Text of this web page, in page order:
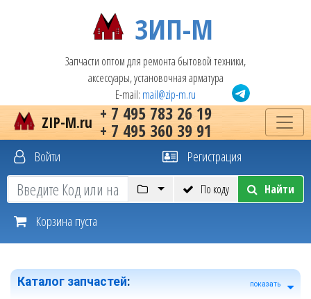
ЗИП-М
Запчасти оптом для ремонта бытовой техники,
аксессуары, установочная арматура
E-mail: mail@zip-m.ru
+ 7 495 783 26 19
+ 7 495 360 39 91
ZIP-M.ru
Войти Регистрация
По коду Найти
Корзина пуста
Каталог запчастей: показать